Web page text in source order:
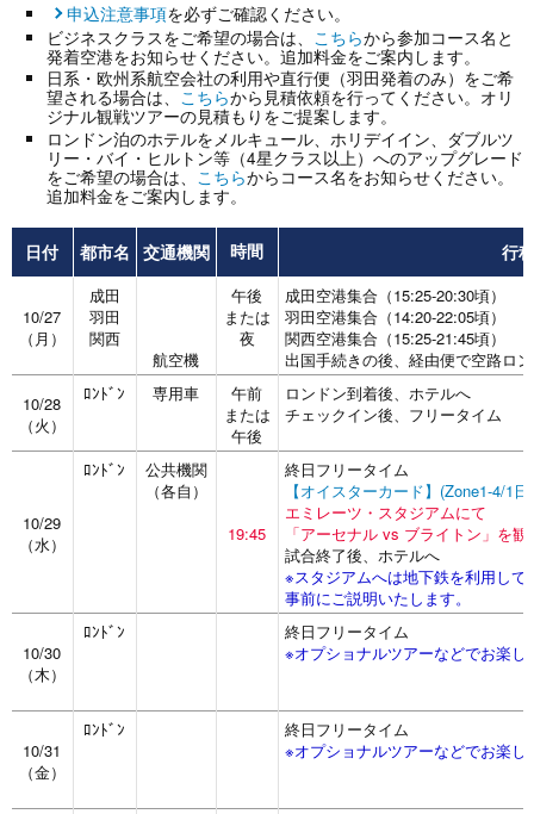
申込注意事項を必ずご確認ください。
ビジネスクラスをご希望の場合は、
こちらから参加コース名と
発着空港をお知らせください。追加料金をご案内します。
日系・欧州系航空会社の利用や直行便（羽田発着のみ）をご希
望される場合は、 こちらから見積依頼を行ってください。オリ
ジナル観戦ツアーの見積もりをご提案します。
ロンドン泊のホテルをメルキュール、ホリデイイン、ダブルツ
リー・バイ・ヒルトン等（4星クラス以上）へのアップグレード
をご希望の場合は、 こちらからコース名をお知らせください。
追加料金をご案内します。
日付 都市名 交通機関 時間 行程
10/27
（月）
成田
羽田
関西
航空機
午後
または
夜
成田空港集合（15:25-20:30頃）
羽田空港集合（14:20-22:05頃）
関西空港集合（15:25-21:45頃）
出国手続きの後、経由便で空路ロ
10/28
（火）
ﾛﾝﾄﾞﾝ 専用車
午前
または
午後
ロンドン到着後、ホテルへ
チェックイン後、フリータイム
10/29
（水）
ﾛﾝﾄﾞﾝ
公共機関
（各自）
19:45
終日フリータイム
【オイスターカード】(Zone1-4/1
エミレーツ・スタジアムにて
「アーセナル vs ブライトン」を観
試合終了後、ホテルへ
※スタジアムへは地下鉄を利用し
事前にご説明いたします。
10/30
（木）
ﾛﾝﾄﾞﾝ
終日フリータイム
※オプショナルツアーなどでお楽し
10/31
（金）
ﾛﾝﾄﾞﾝ
終日フリータイム
※オプショナルツアーなどでお楽し